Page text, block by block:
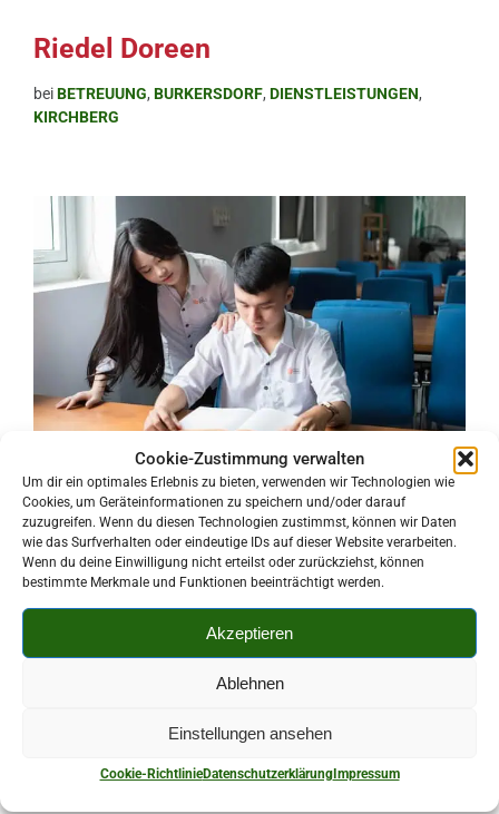
Cookie-Zustimmung verwalten
Um dir ein optimales Erlebnis zu bieten, verwenden wir Technologien wie
Cookies, um Geräteinformationen zu speichern und/oder darauf
zuzugreifen. Wenn du diesen Technologien zustimmst, können wir Daten
wie das Surfverhalten oder eindeutige IDs auf dieser Website verarbeiten.
Wenn du deine Einwilligung nicht erteilst oder zurückziehst, können
bestimmte Merkmale und Funktionen beeinträchtigt werden.
Akzeptieren
Ablehnen
Einstellungen ansehen
Cookie-RichtlinieDatenschutzerklärungImpressum
Riedel Doreen
beiBETREUUNG, BURKERSDORF, DIENSTLEISTUNGEN,
KIRCHBERG
Kurz-Beschreibung:
Hauswirtschaftsdienstleistungen, Betreuung von
Senioren und Kindern, Hilfestellungen bei
Behördengängen
Am Hohen Forst 19 08107 Kirchberg